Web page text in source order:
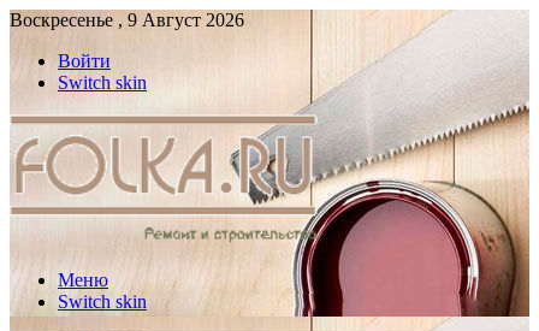
Воскресенье , 9 Август 2026
Войти
Switch skin
Меню
Switch skin